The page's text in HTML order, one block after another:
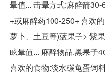
晕值... 击晕方式:麻醉箭
+或麻醉药100-250+ 喜欢
萝卜、土豆等)蓝果子> 紫
眩晕值... 麻醉物品:黑果子
喜欢的食物:淡水碳龟蛋饲